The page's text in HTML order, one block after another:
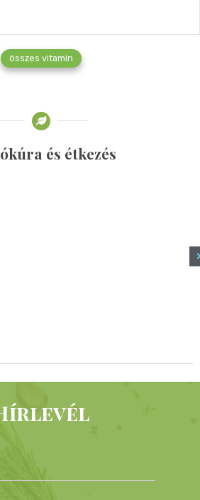
összes vitamin
és étkezés